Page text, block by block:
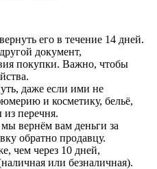
его в течение 14 дней.
документ,
покупки. Важно, чтобы
даже если ими не
и косметику, бельё,
перечня.
вернём вам деньги за
обратно продавцу.
чем через 10 дней,
или безналичная).